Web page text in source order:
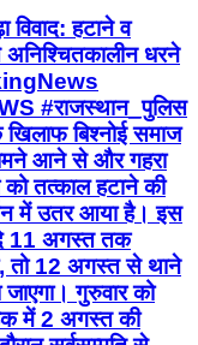
विवाद: हटाने व
धरने
#राजस्थान_पुलिस
खिलाफ बिश्नोई समाज
आने से और गहरा
तत्काल हटाने की
में उतर आया है। इस
11 अगस्त तक
तो 12 अगस्त से थाने
गुरुवार को
में 2 अगस्त की